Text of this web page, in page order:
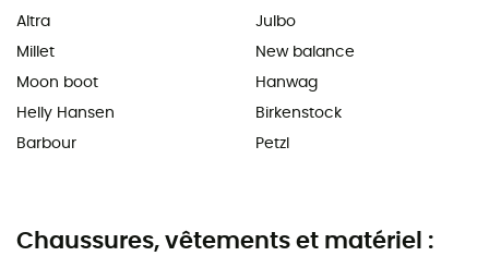
Altra
Millet
Moon boot
Helly Hansen
Barbour
Julbo
New balance
Hanwag
Birkenstock
Petzl
Chaussures, vêtements et matériel :